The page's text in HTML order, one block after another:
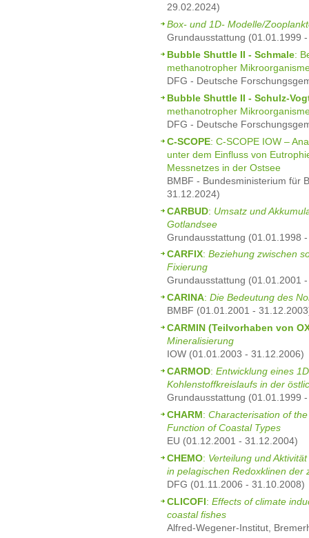
29.02.2024)
Box- und 1D- Modelle/
Grundausstattung (01.01.1999
Bubble Shuttle II - Schmale:
methanotropher
DFG - Deutsche
Bubble Shuttle II - Schulz-
methanotropher
DFG - Deutsche
C-SCOPE: C-SCOPE IOW –
unter dem Einfluss von
Messnetzes in der Ostsee
BMBF - Bundesministerium für
31.12.2024)
CARBUD: Umsatz und
Gotlandsee
Grundausstattung (01.01.1998
CARFIX: Beziehung zwischen
Fixierung
Grundausstattung (01.01.2001
CARINA: Die Bedeutung des
BMBF (01.01.2001 -
CARMIN (Teilvorhaben von
Mineralisierung
IOW (01.01.2003 - 31.12.2006)
CARMOD: Entwicklung eines
Kohlenstoffkreislaufs in der
Grundausstattung (01.01.1999
CHARM: Characterisation of
Function of Coastal Types
EU (01.12.2001 - 31.12.2004)
CHEMO: Verteilung und
in pelagischen Redoxklinen der
DFG (01.11.2006 - 31.10.2008)
CLICOFI: Effects of climate
coastal fishes
Alfred-Wegener-Institut,